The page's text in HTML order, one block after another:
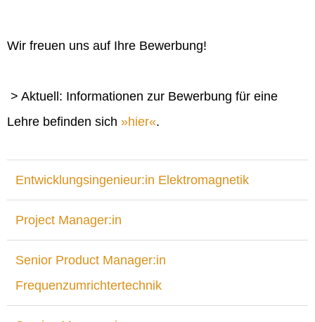
Wir freuen uns auf Ihre Bewerbung!
> Aktuell: Informationen zur Bewerbung für eine
Lehre befinden sich
hier .
Entwicklungsingenieur:in Elektromagnetik
Project Manager:in
Senior Product Manager:in
Frequenzumrichtertechnik